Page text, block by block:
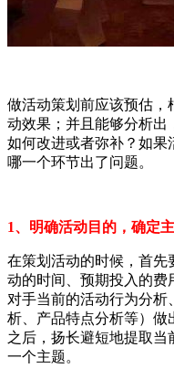
做活动策划前应该预估，
动效果；并且能够分析出
如何改进或者弥补？如果
哪一个环节出了问题。
1、明确活动目的，确定
在策划活动的时候，首先
动的时间、预期投入的费
对手当前的活动行为分析
析、产品特点分析等）做
之后，扬长避短地提取当
一个主题。